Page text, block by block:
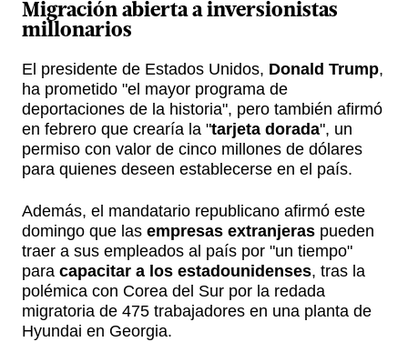
Migración abierta ainversionistas
millonarios
El presidente de Estados Unidos, Donald Trump,
ha prometido "el mayor programa de
deportaciones de la historia", pero también afirmó
en febrero que crearía la "tarjeta dorada", un
permiso con valor de cinco millones de dólares
para quienes deseen establecerse en el país.
Además, el mandatario republicano afirmó este
domingo que las empresas extranjeras pueden
traer a sus empleados al país por "un tiempo"
para capacitar a los estadounidenses, tras la
polémica con Corea del Sur por la redada
migratoria de 475 trabajadores en una planta de
Hyundai en Georgia.